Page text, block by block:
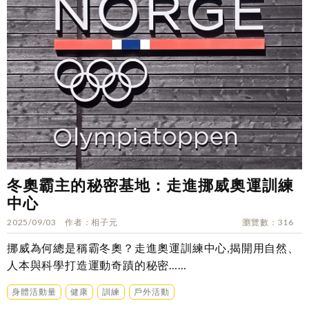
冬奧霸主的秘密基地：走進挪威奧運訓練
中心
2025/09/03 作者 相子元 瀏覽數 316
挪威為何總是稱霸冬奧？走進奧運訓練中心,揭開用自然、
人本與科學打造運動奇蹟的秘密……
身體活動量 健康 訓練 戶外活動